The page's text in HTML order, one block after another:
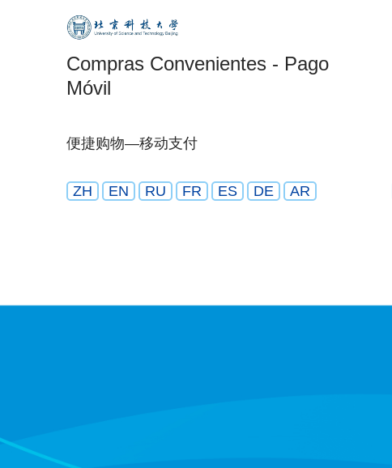
Compras Convenientes - Pago
Móvil
便捷购物—移动支付
ZH EN RU FR ES DE AR